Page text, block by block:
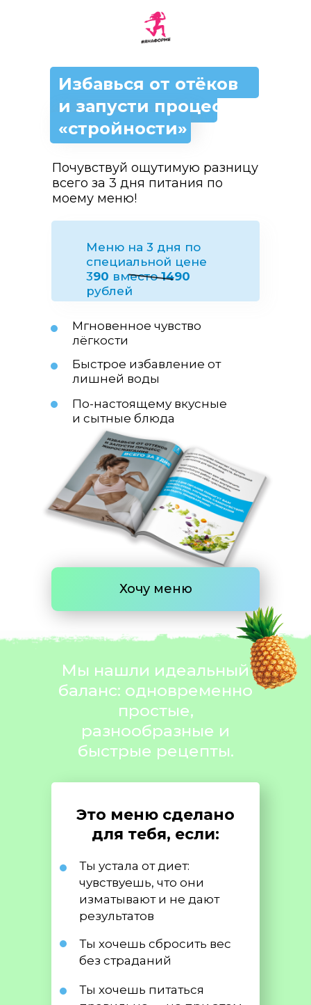
Избавься от отёков
и запусти процесс
«стройности»
Почувствуй ощутимую разницу
всего за 3 дня питания по
моему меню!
Хочу меню
Мгновенное чувство
лёгкости
Быстрое избавление от
лишней воды
По-настоящему вкусные
и сытные блюда
Меню на 3 дня по
специальной цене
390 вместо1490
рублей
Мы нашли идеальный
баланс: одновременно
простые,
разнообразные и
быстрые рецепты.
Это меню сделано
для тебя, если:
Ты устала от диет:
чувствуешь, что они
изматывают и не дают
результатов
Ты хочешь сбросить вес
без страданий
Ты хочешь питаться